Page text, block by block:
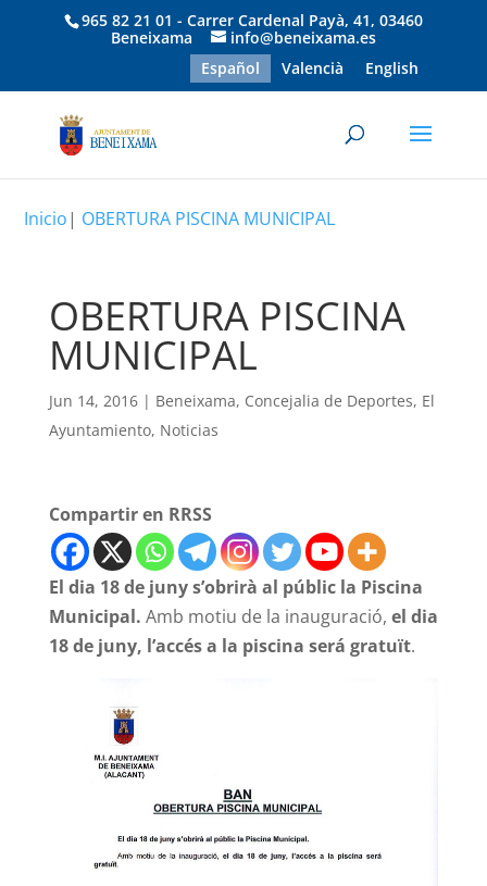
965 82 21 01 - Carrer Cardenal Payà, 41, 03460
Beneixama
info@beneixama.es
Español
Valencià English
Inicio| OBERTURA PISCINA MUNICIPAL
OBERTURA PISCINA
MUNICIPAL
Jun 14, 2016| Beneixama, Concejalia de Deportes, El
Ayuntamiento, Noticias
Compartir en RRSS
El dia 18 de juny s’obrirà al públic la Piscina
Municipal. Amb motiu de la inauguració, el dia
18 de juny, l’accés a la piscina será gratuït.